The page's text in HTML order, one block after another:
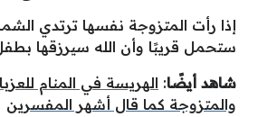
إذا رأت المتزوجة نفسها ترتدي
ستحمل قريبًا وأن الله سيرزقها
شاهد أيضًا: الهريسة في المنام
والمتزوجة كما قال أشهر المفسرين